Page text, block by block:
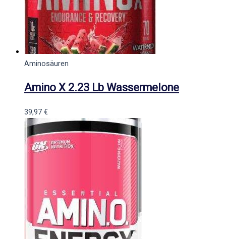
Aminosäuren
Amino X 2.23 Lb Wassermelone
39,97 €